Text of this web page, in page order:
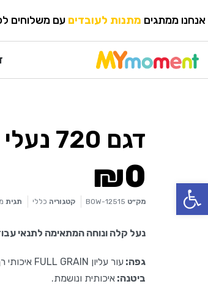
פתח סרגל נגישות
אנחנו ממתגים מתנות לעובדים
מגוון עטיםעם משלוחים לכל
דגם 720 נעלי
₪0
מק״ט BOW-12515 קטגוריה כללי תגית
נעל קלה ונוחה המתאימה לתנאי
גפה: עור עליון FULL GRAIN איכותי רך ונעים.
ביטנה: איכותית ונושמת.